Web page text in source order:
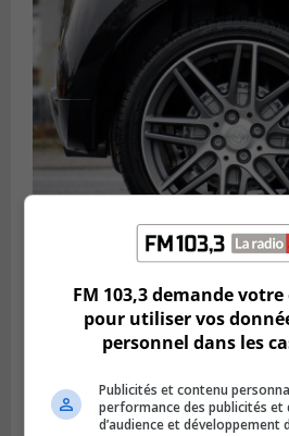
Publié le 6 août 2026 à 11h58
Des jeunes ciblent la
le Défi écrou de roue
FM 103,3 demande
pour utiliser vos
personnel dans les
Publicités et contenu
performance des publicités et
d’audience et développement